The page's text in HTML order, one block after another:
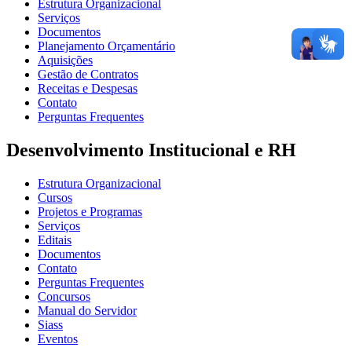
Estrutura Organizacional
Serviços
Documentos
Planejamento Orçamentário
Aquisições
Gestão de Contratos
Receitas e Despesas
Contato
Perguntas Frequentes
Desenvolvimento Institucional e RH
Estrutura Organizacional
Cursos
Projetos e Programas
Serviços
Editais
Documentos
Contato
Perguntas Frequentes
Concursos
Manual do Servidor
Siass
Eventos